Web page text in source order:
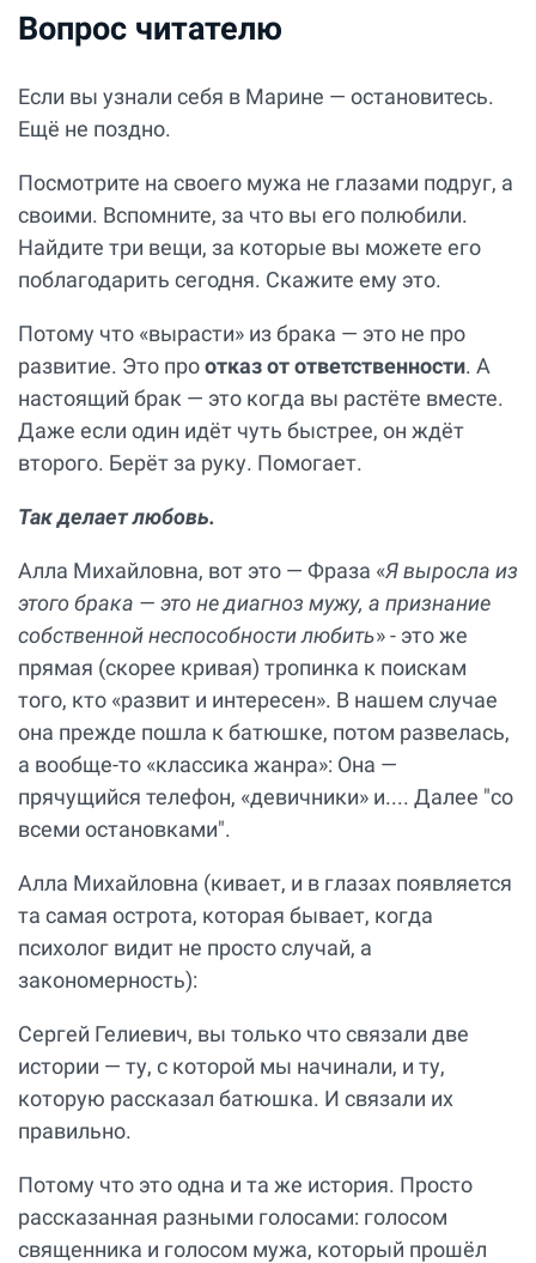
Вопрос читателю
Если вы узнали себя в Марине — остановитесь.
Ещё не поздно.
Посмотрите на своего мужа не глазами подруг, а
своими. Вспомните, за что вы его полюбили.
Найдите три вещи, за которые вы можете его
поблагодарить сегодня. Скажите ему это.
Потому что «вырасти» из брака — это не про
развитие. Это проотказ от ответственности. А
настоящий брак — это когда вы растёте вместе.
Даже если один идёт чуть быстрее, он ждёт
второго. Берёт за руку. Помогает.
Так делает любовь.
Алла Михайловна, вот это — Фраза «Я выросла из
этого брака — это не диагноз мужу, а признание
собственной неспособности любить» - это же
прямая (скорее кривая) тропинка к поискам
того, кто «развит и интересен». В нашем случае
она прежде пошла к батюшке, потом развелась,
а вообще-то «классика жанра»: Она —
прячущийся телефон, «девичники» и.... Далее "со
всеми остановками".
Алла Михайловна (кивает, и в глазах появляется
та самая острота, которая бывает, когда
психолог видит не просто случай, а
закономерность):
Сергей Гелиевич, вы только что связали две
истории — ту, с которой мы начинали, и ту,
которую рассказал батюшка. И связали их
правильно.
Потому что это одна и та же история. Просто
рассказанная разными голосами: голосом
священника и голосом мужа, который прошёл